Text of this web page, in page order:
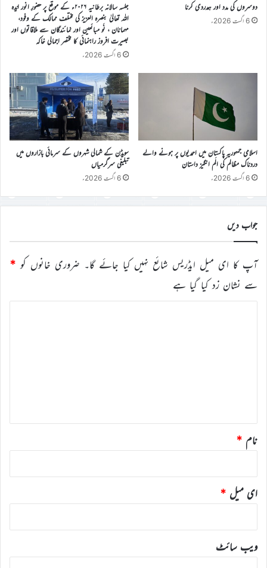
دوسروں کی مدد اور ہمدردی کرنا
6 اگست 2026ء
جلسہ سالانہ برطانیہ ۲۰۲۶ء کے موقع پر حضورِ انور ایّدہ
الله تعالیٰ بنصرہ العزیز کی مختلف ممالک کے وفود،
مہمانان ، نَو مبائعین اور نمائندگان سے ملاقاتوں اور
بصیرت افروز راہنمائی کا مختصر اجمالی خاکہ
6 اگست 2026ء
اسلامی جمہوریہ پاکستان میں احمدیوں پر ہونے والے
دردناک مظالم کی الَم انگیز داستان
6 اگست 2026ء
سویڈن کے شمالی شہروں کے سرمائی بازاروں میں
تبلیغی سرگرمیاں
6 اگست 2026ء
جواب دیں
آپ کا ای میل ایڈریس شائع نہیں کیا جائے گا۔ ضروری خانوں کو *
سے نشان زد کیا گیا ہے
نام *
ای میل *
ویب‌ سائٹ